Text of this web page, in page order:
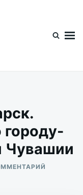
городу-
Чувашии